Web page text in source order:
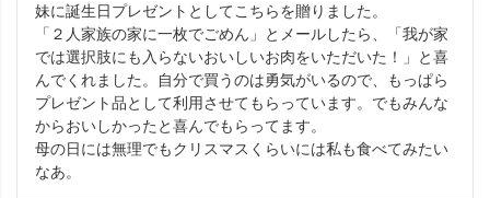
妹に誕生日プレゼントとしてこちらを贈りました。
「２人家族の家に一枚でごめん」とメールしたら、「我が家
では選択肢にも入らないおいしいお肉をいただいた！」と喜
んでくれました。自分で買うのは勇気がいるので、もっぱら
プレゼント品として利用させてもらっています。でもみんな
からおいしかったと喜んでもらってます。
母の日には無理でもクリスマスくらいには私も食べてみたい
なあ。